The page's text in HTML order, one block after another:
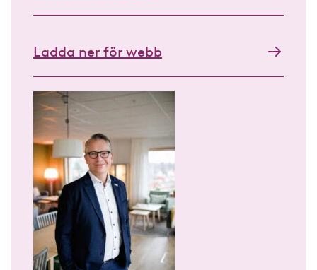
Ladda ner för webb